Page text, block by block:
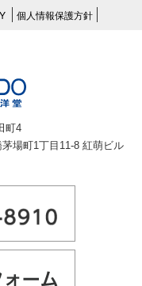
個人情報保護方針
町4
場町1丁目11-8 紅萌ビル